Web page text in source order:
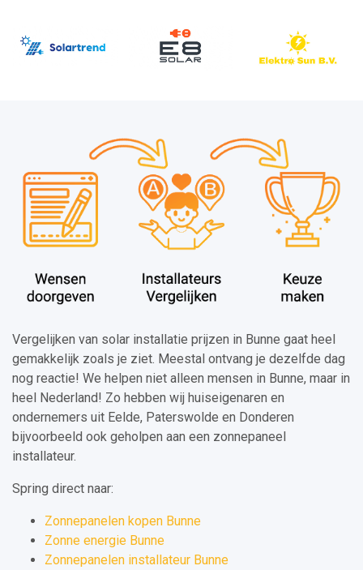
Vergelijken van solar installatie prijzen in Bunne gaat heel
gemakkelijk zoals je ziet. Meestal ontvang je dezelfde dag
nog reactie! We helpen niet alleen mensen in Bunne, maar in
heel Nederland! Zo hebben wij huiseigenaren en
ondernemers uit Eelde, Paterswolde en Donderen
bijvoorbeeld ook geholpen aan een zonnepaneel
installateur.
Spring direct naar:
Zonnepanelen kopen Bunne
Zonne energie Bunne
Zonnepanelen installateur Bunne